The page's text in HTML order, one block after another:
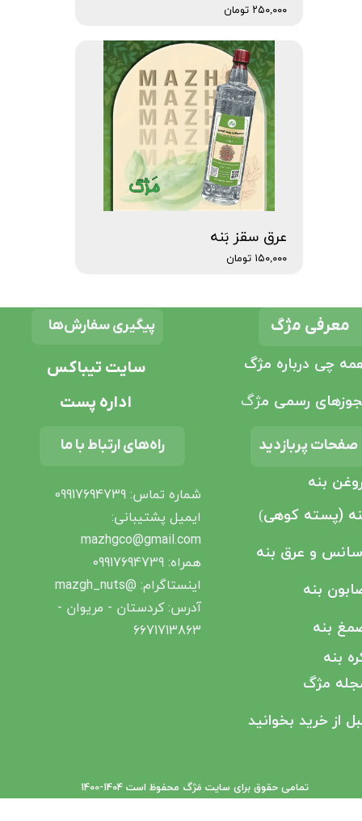
۲۵۰,۰۰۰ تومان
عرق سقز بَنه
۱۵۰,۰۰۰ تومان
تمامی حقوق برای سایت مَژگ محفوظ است ​​​​​​​1404-1400
راه‌های ارتباط با ما
شماره تماس: 09917694739
ایمیل پشتیبانی‌:
mazhgco@gmail.com
همراه: 09917694739
اینستاگرام: @mazgh_nuts
آدرس: کردستان - مریوان -
6671713863​​​​​​​
پیگیری سفارش‌ها
سایت تیباکس
اداره پست
صفحات پربازدید
بنه
(پسته کوهی)
و عرق بنه
بنه
بنه
بنه
مژگ
معرفی مژگ
چی درباره مژگ
رسمی مژگ
از خرید بخوانید